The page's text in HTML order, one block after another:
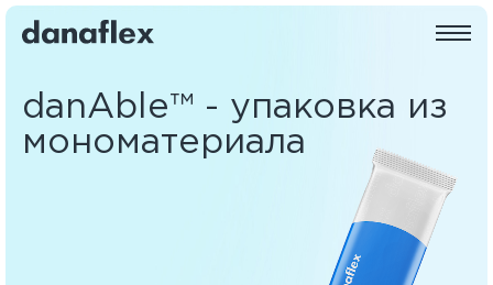
danAble™ - упаковка из
мономатериала